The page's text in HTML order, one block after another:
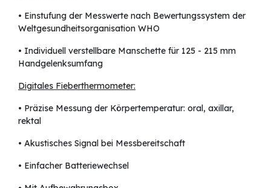
• Einstufung der Messwerte nach Bewertungssystem der
Weltgesundheitsorganisation WHO
• Individuell verstellbare Manschette für 125 - 215 mm
Handgelenksumfang
Digitales Fieberthermometer:
• Präzise Messung der Körpertemperatur: oral, axillar,
rektal
• Akustisches Signal bei Messbereitschaft
• Einfacher Batteriewechsel